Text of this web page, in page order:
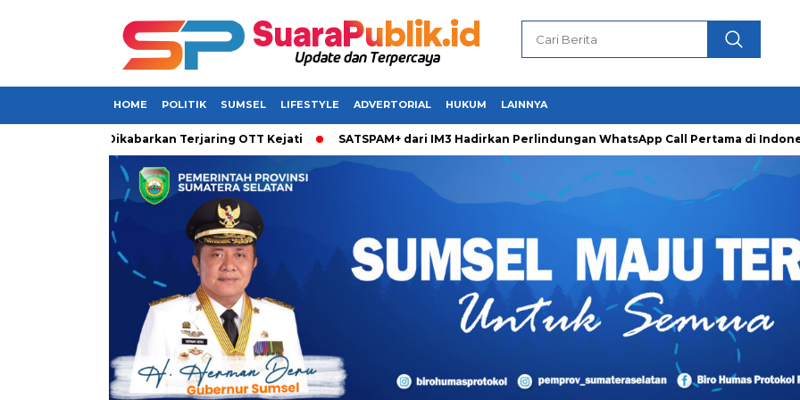
HOME POLITIK SUMSEL LIFESTYLE ADVERTORIAL HUKUM LAINNYA
di Sumsel Dikabarkan Terjaring OTT Kejati SATSPAM+ dari IM3 Hadirkan Perlindungan WhatsApp Call Pertama di Indonesia